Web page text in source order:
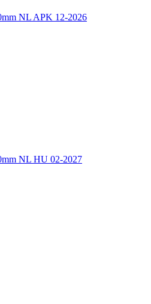
NL APK 12-2026
NL HU 02-2027